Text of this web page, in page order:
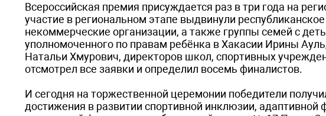
Всероссийская премия присуждается раз в три года на
участие в региональном этапе выдвинули
некоммерческие организации, а также группы семей с
уполномоченного по правам ребёнка в Хакасии Ирины
Натальи Хмурович, директоров школ, спортивных
отсмотрел все заявки и определил восемь финалистов.
И сегодня на торжественной церемонии победители
достижения в развитии спортивной инклюзии, адаптивной